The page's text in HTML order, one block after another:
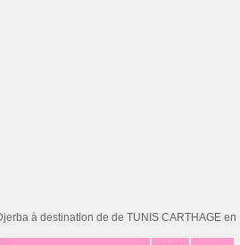
à destination de de TUNIS CARTHAGE en